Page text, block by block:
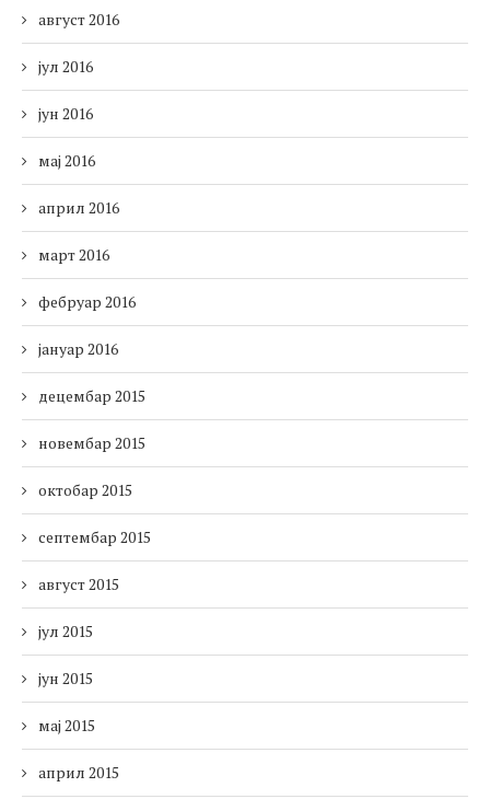
август 2016
јул 2016
јун 2016
мај 2016
април 2016
март 2016
фебруар 2016
јануар 2016
децембар 2015
новембар 2015
октобар 2015
септембар 2015
август 2015
јул 2015
јун 2015
мај 2015
април 2015